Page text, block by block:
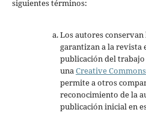
siguientes términos:
Los autores
garantizan a la revista
publicación del
unaCreative
permite a otros
reconocimiento de la
publicación inicial en